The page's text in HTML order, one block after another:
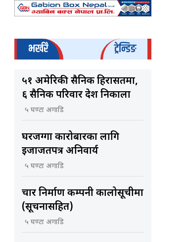
भर्खरै ट्रेन्डिङ
५१ अमेरिकी सैनिक हिरासतमा,
६ सैनिक परिवार देश निकाला
५ घण्टा अगाडि
घरजग्गा कारोबारका लागि
इजाजतपत्र अनिवार्य
५ घण्टा अगाडि
चार निर्माण कम्पनी कालोसूचीमा
(सूचनासहित)
५ घण्टा अगाडि